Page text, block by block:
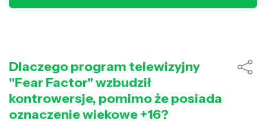
Dlaczego program telewizyjny
"Fear Factor" wzbudził
kontrowersje, pomimo że posiada
oznaczenie wiekowe +16?